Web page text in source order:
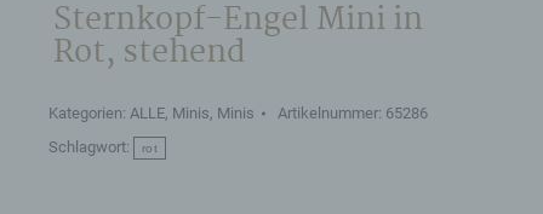
Sternkopf-Engel Mini in
Rot, stehend
Kategorien: ALLE Minis Minis Artikelnummer: 65286
Schlagwort:
rot